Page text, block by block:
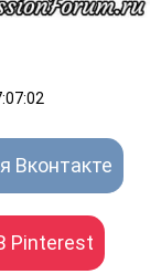
Вконтакте
Pinterest